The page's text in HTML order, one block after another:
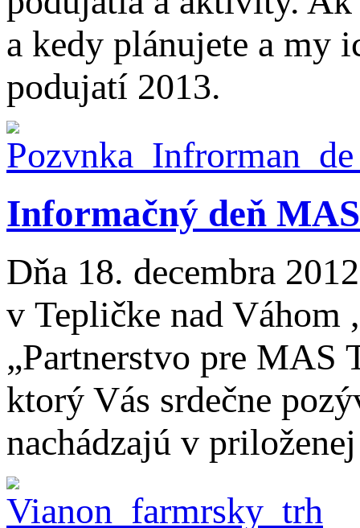
a kedy plánujete a my
podujatí 2013.
Informačný deň MAS
Dňa 18. decembra
v Tepličke nad
„Partnerstvo pre MAS
ktorý Vás srdečne
nachádzajú v